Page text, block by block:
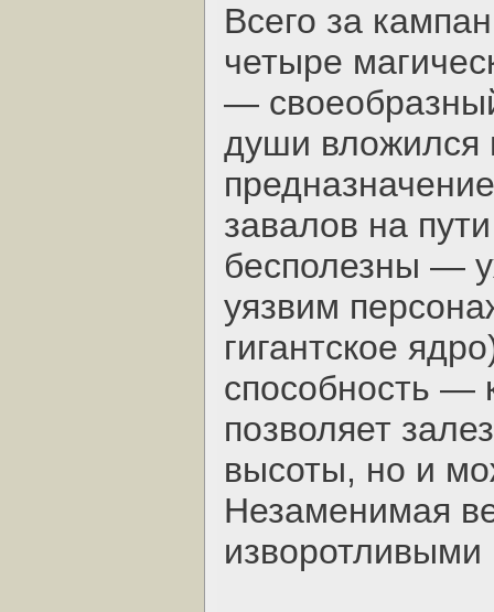
Всего за
четыре
—
души вложился
завалов на
бесполезны —
уязвим
гигантское
способность —
позволяет
высоты, но и
Незаменимая
изворотливыми